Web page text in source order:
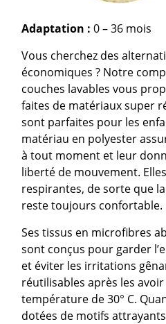
Adaptation : 0 – 36 mois
Vous cherchez des
économiques ? Notre
couches lavables vous
faites de matériaux super
sont parfaites pour les
matériau en polyester
à tout moment et leur
liberté de mouvement.
respirantes, de sorte que
reste toujours confortable.
Ses tissus en microfibres
sont conçus pour garder
et éviter les irritations
réutilisables après les
température de 30° C.
dotées de motifs